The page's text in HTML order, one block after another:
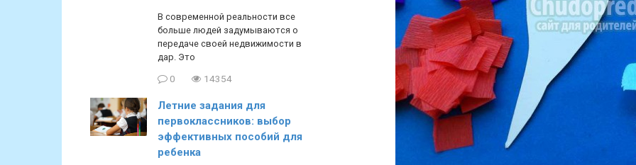
В современной реальности все
больше людей задумываются о
передаче своей недвижимости в
дар. Это
0 14354
Летние задания для
первоклассников: выбор
эффективных пособий для
ребенка